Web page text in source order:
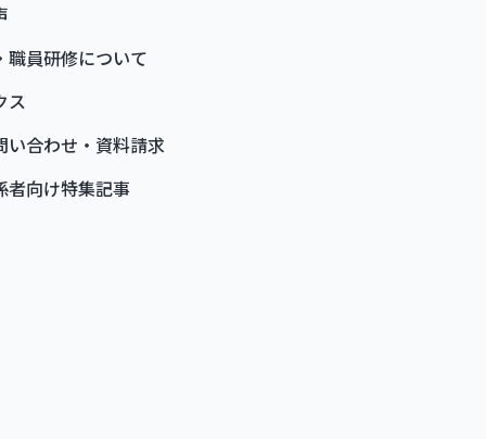
職員研修について
ス
い合わせ・資料請求
者向け特集記事